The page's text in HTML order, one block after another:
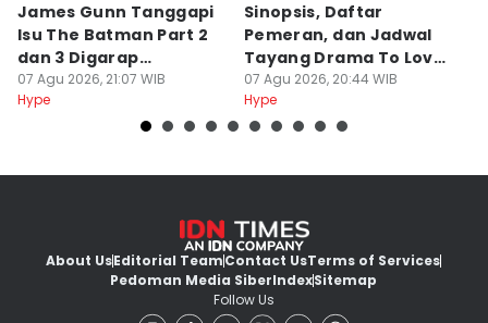
James Gunn Tanggapi
Isu The Batman Part 2
dan 3 Digarap
Bersamaan
07 Agu 2026, 21:07 WIB
Hype
Sinopsis, Daftar
Pemeran, dan Jadwal
Tayang Drama To Love
and Cherish
07 Agu 2026, 20:44 WIB
Hype
About UsEditorial TeamContact UsTerms of Services
Pedoman Media SiberIndexSitemap
Follow Us